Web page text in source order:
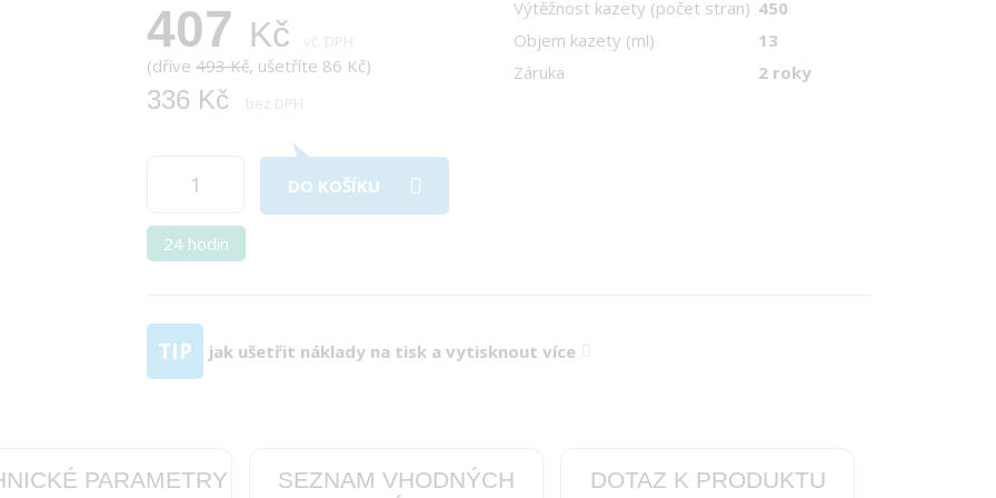
407 Kč vč. DPH
(dříve 493 Kč, ušetříte 86 Kč)
336 Kč bez DPH
DO KOŠÍKU
24 hodin
Výtěžnost kazety (počet stran) 450
Objem kazety (ml)
13
Záruka
2 roky
TIP jak ušetřit náklady na tisk a vytisknout více
PARAMETRY
SEZNAM VHODNÝCH
DOTAZ K PRODUKTU